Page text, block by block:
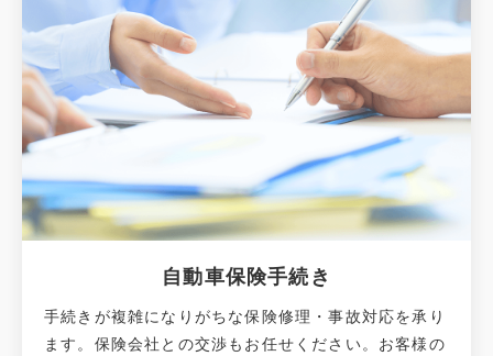
自動車保険手続き
手続きが複雑になりがちな保険修理・事故対応を承り
ます。保険会社との交渉もお任せください。お客様の